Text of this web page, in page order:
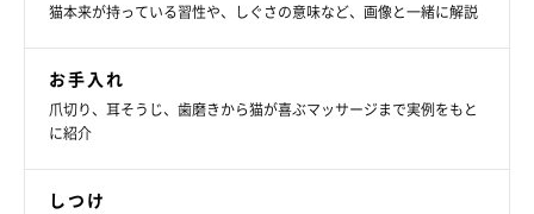
猫本来が持っている習性や、しぐさの意味など、画像と一緒に解説
お手入れ
爪切り、耳そうじ、歯磨きから猫が喜ぶマッサージまで実例をもと
に紹介
しつけ